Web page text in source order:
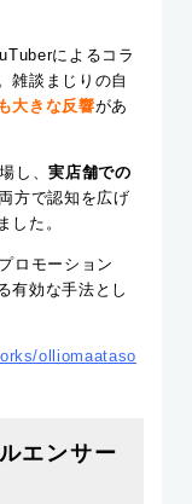
によるコラ
雑談まじりの自
大きな反響があ
し、実店舗での
方で認知を広げ
した。
ロモーション
有効な手法とし
olliomaataso
エンサー